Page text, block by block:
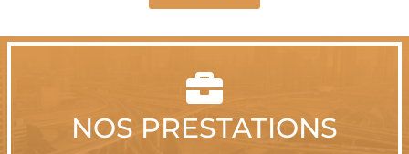

NOS PRESTATIONS